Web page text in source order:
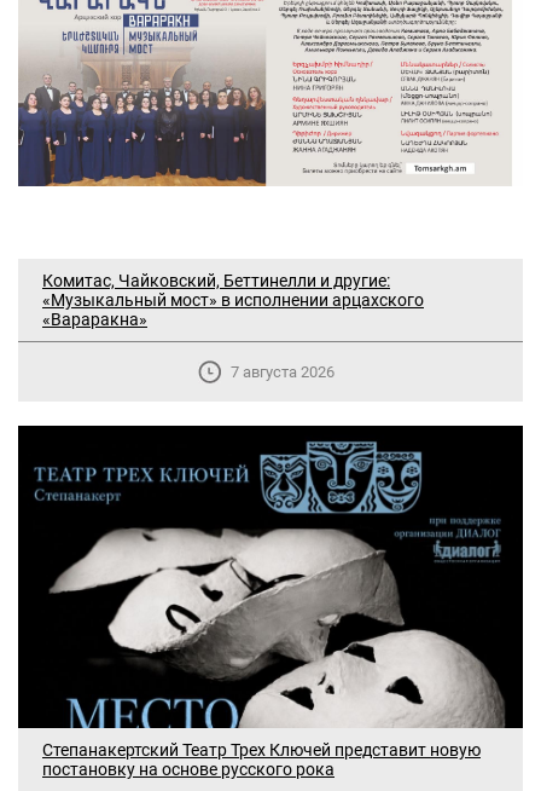
Комитас, Чайковский, Беттинелли и другие:
«Музыкальный мост» в исполнении арцахского
«Вараракна»
7 августа 2026
Степанакертский Театр Трех Ключей представит новую
постановку на основе русского рока